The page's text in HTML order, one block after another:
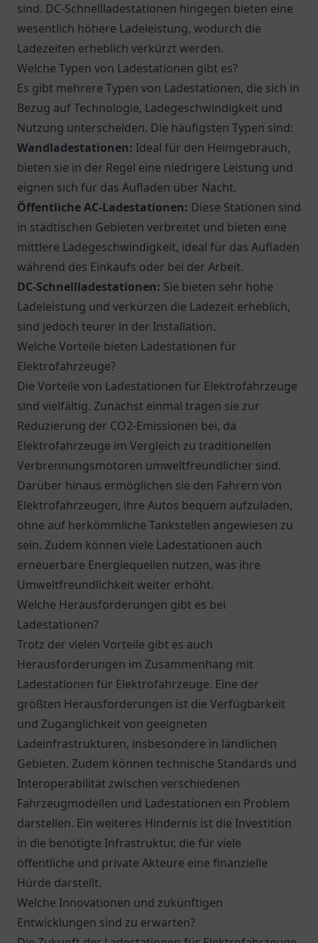
sind. DC-Schnellladestationen hingegen bieten eine
wesentlich höhere Ladeleistung, wodurch die
Ladezeiten erheblich verkürzt werden.
Welche Typen von Ladestationen gibt es?
Es gibt mehrere Typen von Ladestationen, die sich in
Bezug auf Technologie, Ladegeschwindigkeit und
Nutzung unterscheiden. Die häufigsten Typen sind:
Wandladestationen: Ideal für den Heimgebrauch,
bieten sie in der Regel eine niedrigere Leistung und
eignen sich für das Aufladen über Nacht.
Öffentliche AC-Ladestationen: Diese Stationen sind
in städtischen Gebieten verbreitet und bieten eine
mittlere Ladegeschwindigkeit, ideal für das Aufladen
während des Einkaufs oder bei der Arbeit.
DC-Schnellladestationen: Sie bieten sehr hohe
Ladeleistung und verkürzen die Ladezeit erheblich,
sind jedoch teurer in der Installation.
Welche Vorteile bieten Ladestationen für
Elektrofahrzeuge?
Die Vorteile von Ladestationen für Elektrofahrzeuge
sind vielfältig. Zunächst einmal tragen sie zur
Reduzierung der CO2-Emissionen bei, da
Elektrofahrzeuge im Vergleich zu traditionellen
Verbrennungsmotoren umweltfreundlicher sind.
Darüber hinaus ermöglichen sie den Fahrern von
Elektrofahrzeugen, ihre Autos bequem aufzuladen,
ohne auf herkömmliche Tankstellen angewiesen zu
sein. Zudem können viele Ladestationen auch
erneuerbare Energiequellen nutzen, was ihre
Umweltfreundlichkeit weiter erhöht.
Welche Herausforderungen gibt es bei
Ladestationen?
Trotz der vielen Vorteile gibt es auch
Herausforderungen im Zusammenhang mit
Ladestationen für Elektrofahrzeuge. Eine der
größten Herausforderungen ist die Verfügbarkeit
und Zugänglichkeit von geeigneten
Ladeinfrastrukturen, insbesondere in ländlichen
Gebieten. Zudem können technische Standards und
Interoperabilität zwischen verschiedenen
Fahrzeugmodellen und Ladestationen ein Problem
darstellen. Ein weiteres Hindernis ist die Investition
in die benötigte Infrastruktur, die für viele
öffentliche und private Akteure eine finanzielle
Hürde darstellt.
Welche Innovationen und zukünftigen
Entwicklungen sind zu erwarten?